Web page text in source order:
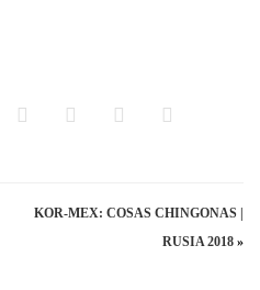
KOR-MEX: COSAS CHINGONAS |
RUSIA 2018 »